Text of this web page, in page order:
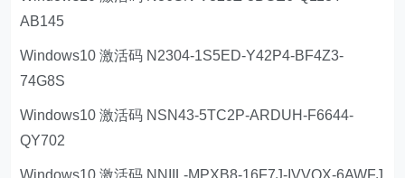
AB145
Windows10 激活码 N2304-1S5ED-Y42P4-BF4Z3-
74G8S
Windows10 激活码 NSN43-5TC2P-ARDUH-F6644-
QY702
Windows10 激活码 NNIIL-MPXB8-16F7J-IVVQX-6AWFJ